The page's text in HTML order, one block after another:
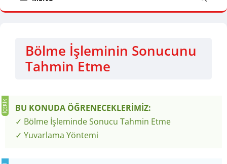
Bölme İşleminin Sonucunu
Tahmin Etme
BU KONUDA ÖĞRENECEKLERİMİZ:
✓ Bölme İşleminde Sonucu Tahmin Etme
✓ Yuvarlama Yöntemi